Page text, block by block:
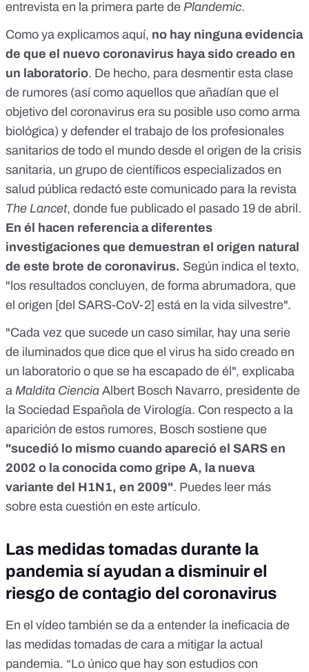
entrevista en la primera parte de Plandemic.
Como ya explicamos aquí, no hay ninguna evidencia
de que el nuevo coronavirus haya sido creado en
un laboratorio. De hecho, para desmentir esta clase
de rumores (así como aquellos que añadían que el
objetivo del coronavirus era su posible uso como arma
biológica) y defender el trabajo de los profesionales
sanitarios de todo el mundo desde el origen de la crisis
sanitaria, un grupo de científicos especializados en
salud pública redactó este comunicado para la revista
The Lancet, donde fue publicado el pasado 19 de abril.
En él hacen referencia a diferentes
investigaciones que demuestran el origen natural
de este brote de coronavirus. Según indica el texto,
"los resultados concluyen, de forma abrumadora, que
el origen [del SARS-CoV-2] está en la vida silvestre".
"Cada vez que sucede un caso similar, hay una serie
de iluminados que dice que el virus ha sido creado en
un laboratorio o que se ha escapado de él", explicaba
a Maldita Ciencia Albert Bosch Navarro, presidente de
la Sociedad Española de Virología. Con respecto a la
aparición de estos rumores, Bosch sostiene que
"sucedió lo mismo cuando apareció el SARS en
2002 o la conocida como gripe A, la nueva
variante del H1N1, en 2009". Puedes leer más
sobre esta cuestión en este artículo.
Las medidas tomadas durante la
pandemia sí ayudan a disminuir el
riesgo de contagio del coronavirus
En el vídeo también se da a entender la ineficacia de
las medidas tomadas de cara a mitigar la actual
pandemia. “Lo único que hay son estudios con